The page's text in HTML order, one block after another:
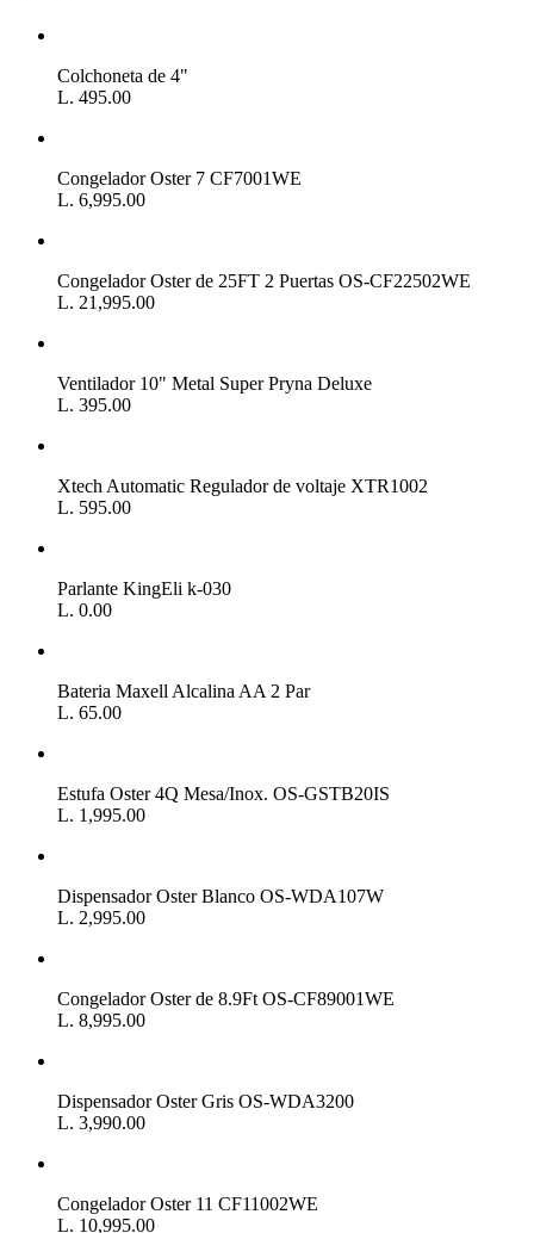
Colchoneta de 4"
L. 495.00
Congelador Oster 7 CF7001WE
L. 6,995.00
Congelador Oster de 25FT 2 Puertas OS-CF22502WE
L. 21,995.00
Ventilador 10" Metal Super Pryna Deluxe
L. 395.00
Xtech Automatic Regulador de voltaje XTR1002
L. 595.00
Parlante KingEli k-030
L. 0.00
Bateria Maxell Alcalina AA 2 Par
L. 65.00
Estufa Oster 4Q Mesa/Inox. OS-GSTB20IS
L. 1,995.00
Dispensador Oster Blanco OS-WDA107W
L. 2,995.00
Congelador Oster de 8.9Ft OS-CF89001WE
L. 8,995.00
Dispensador Oster Gris OS-WDA3200
L. 3,990.00
Congelador Oster 11 CF11002WE
L. 10,995.00